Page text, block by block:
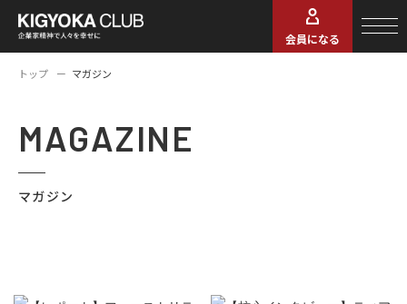
会員になる
トップ マガジン
MAGAZINE
マガジン